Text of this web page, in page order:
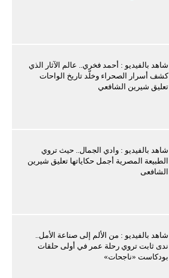
شاهد بالفيديو : أحمد فخري.. عالم الآثار الذي
كشف أسرار الصحراء وخلّد تاريخ الواحات
تعليق شيرين الشافعي
شاهد بالفيديو : وادي الجمال.. حيث تروي
الطبيعة المصرية أجمل حكاياتها تعليق شيرين
الشافعى
شاهد بالفيديو : من الألم إلى صناعة الأمل..
ندى ثابت تروي رحلة عمر في أولى حلقات
بودكاست «ناجحات»